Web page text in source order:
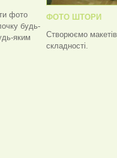
фото
будь-
яким
ФОТО ШТОРИ
Створюємо
складності.